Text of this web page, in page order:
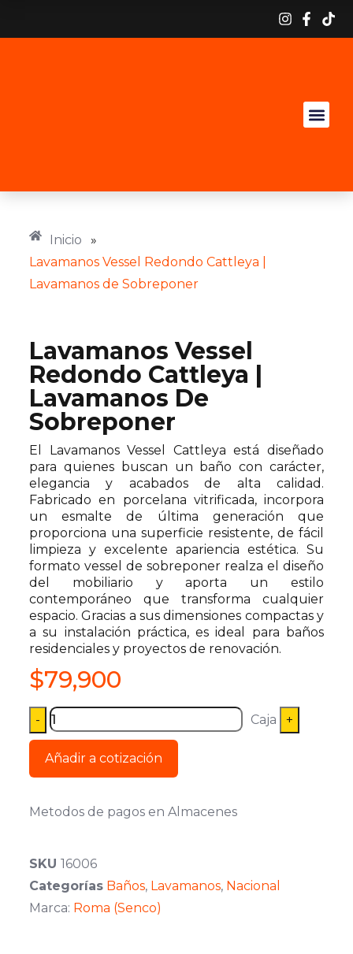
Inicio
»
Lavamanos Vessel Redondo Cattleya |
Lavamanos de Sobreponer
Lavamanos Vessel
Redondo Cattleya |
Lavamanos De
Sobreponer
El Lavamanos Vessel Cattleya está diseñado
para quienes buscan un baño con carácter,
elegancia y acabados de alta calidad.
Fabricado en porcelana vitrificada, incorpora
un esmalte de última generación que
proporciona una superficie resistente, de fácil
limpieza y excelente apariencia estética. Su
formato vessel de sobreponer realza el diseño
del mobiliario y aporta un estilo
contemporáneo que transforma cualquier
espacio. Gracias a sus dimensiones compactas y
a su instalación práctica, es ideal para baños
residenciales y proyectos de renovación.
$79,900
Caja
Añadir a cotización
Metodos de pagos en Almacenes
SKU 16006
Categorías Baños, Lavamanos, Nacional
Marca: Roma (Senco)